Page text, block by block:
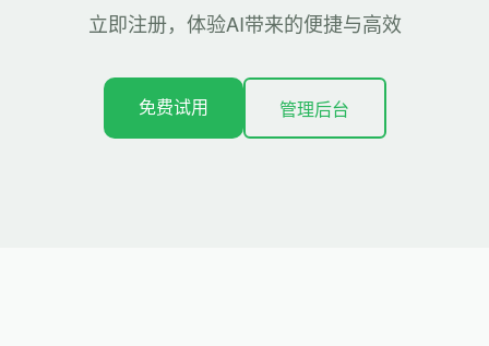
立即注册，体验AI带来的便捷与高效
免费试用 管理后台